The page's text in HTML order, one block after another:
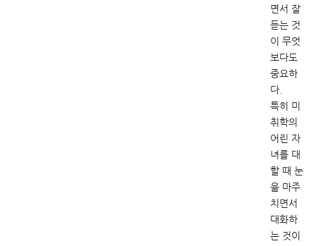
면서 잘
듣는 것
이 무엇
보다도
중요하
다.
특히 미
취학의
어린 자
녀를 대
할 때 눈
을 마주
치면서
대화하
는 것이